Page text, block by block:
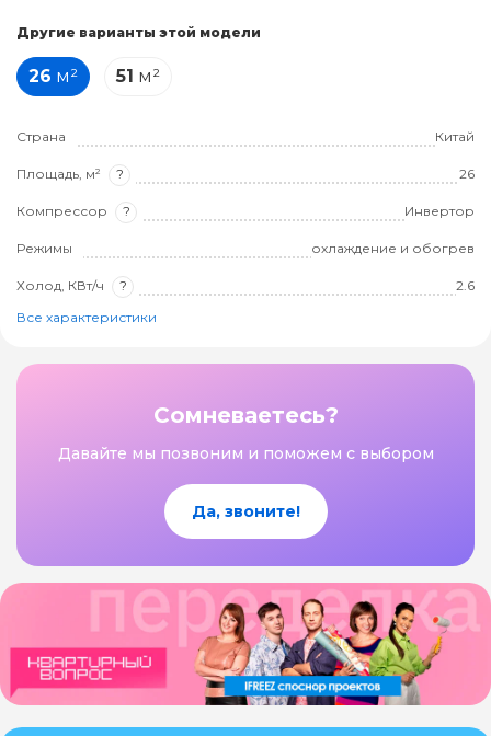
Другие варианты этой модели
26 м² 51 м²
Страна Китай
Площадь, м² ? 26
Компрессор ? Инвертор
Режимы охлаждение и обогрев
Холод, КВт/ч ?
2.6
Все характеристики
Сомневаетесь?
Давайте мы позвоним и поможем с выбором
Да, звоните!